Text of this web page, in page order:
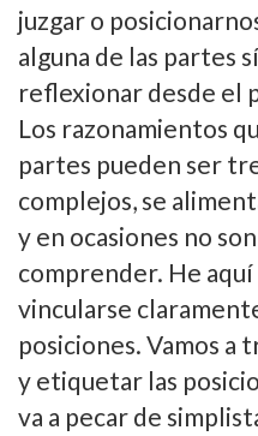
juzgar o
alguna de las partes
reflexionar desde el
Los razonamientos
partes pueden ser
complejos, se
y en ocasiones no
comprender. He
vincularse
posiciones. Vamos
y etiquetar las
va a pecar de